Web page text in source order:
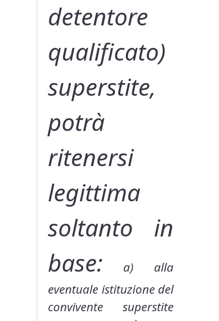
detentore
qualificato)
superstite,
potrà
ritenersi
legittima
soltanto in
base: a) alla
eventuale istituzione del
convivente superstite